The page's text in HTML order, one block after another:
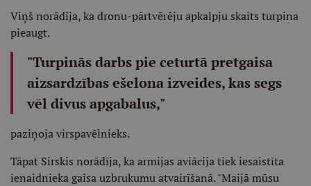
Viņš norādīja, ka dronu-pārtvērēju apkalpju skaits turpina
pieaugt.
"Turpinās darbs pie ceturtā pretgaisa
aizsardzības ešelona izveides, kas segs
vēl divus apgabalus,"
paziņoja virspavēlnieks.
Tāpat Sirskis norādīja, ka armijas aviācija tiek iesaistīta
ienaidnieka gaisa uzbrukumu atvairīšanā. "Maijā mūsu